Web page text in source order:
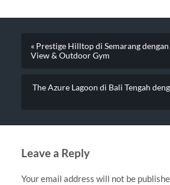
« Prestige Hilltop di Semarang
View & Outdoor Gym
The Azure Lagoon di Bali Tengah
Leave a Reply
Your email address will not be